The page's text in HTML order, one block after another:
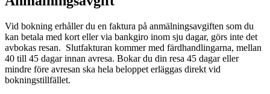
Vid bokning erhåller du en faktura på anmälningsavgiften som du
kan betala med kort eller via bankgiro inom sju dagar, görs inte det
avbokas resan. Slutfakturan kommer med färdhandlingarna, mellan
40 till 45 dagar innan avresa. Bokar du din resa 45 dagar eller
mindre före avresan ska hela beloppet erläggas direkt vid
bokningstillfället.